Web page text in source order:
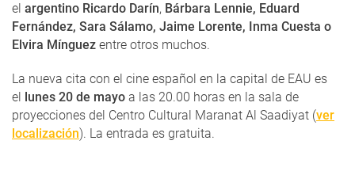
el argentino Ricardo Darín, Bárbara Lennie, Eduard
Fernández, Sara Sálamo, Jaime Lorente, Inma Cuesta o
Elvira Mínguez entre otros muchos.
La nueva cita con el cine español en la capital de EAU es
el
lunes 20 de mayo a las 20.00 horas en la sala de
proyecciones del Centro Cultural Maranat Al Saadiyat (ver
localización). La entrada es gratuita.